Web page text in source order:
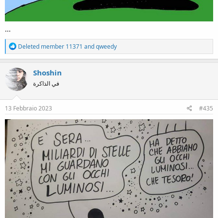
...
R
e
a
c
t
i
o
n
s
Deleted member 11371 andqweedy
Shoshin
في الذاكرة
13 Febbraio 2023 #435